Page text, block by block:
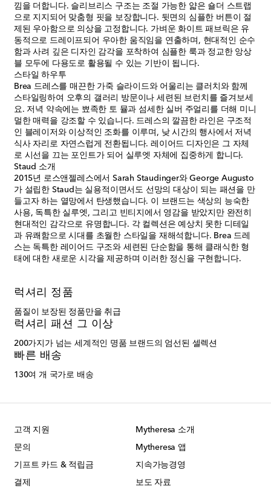
낌을 더합니다. 슬리브리스 구조는 조절 가능한 얇은 숄더 스트랩
으로 지지되어 맞춤형 핏을 보장합니다. 뒷면의 심플한 버튼이 절
제된 우아함으로 의상을 고정합니다. 가벼운 화이트 패브릭은 유
동적으로 드레이프되어 우아한 움직임을 연출하며, 현대적인 순수
함과 사려 깊은 디자인 감각을 포착하여 심플한 룩과 정교한 앙상
블 모두에 다용도로 활용될 수 있는 기반이 됩니다.
스타일 하우투
Brea 드레스를 매끈한 가죽 슬라이드와 어울리는 클러치와 함께
스타일링하여 오후의 갤러리 방문이나 세련된 브런치를 즐겨보세
요. 저녁 약속에는 뾰족한 토 뮬과 섬세한 실버 주얼리를 더해 미니
멀한 매력을 강조할 수 있습니다. 드레스의 깔끔한 라인은 구조적
인 블레이저와 이상적인 조화를 이루며, 낮 시간의 행사에서 저녁
식사 자리로 자연스럽게 전환됩니다. 레이어드 디자인은 그 자체
로 시선을 끄는 포인트가 되어 실루엣 자체에 집중하게 합니다.
Staud 소개
2015년 로스앤젤레스에서 Sarah Staudinger와 George Augusto
가 설립한 Staud는 실용적이면서도 선망의 대상이 되는 패션을 만
들고자 하는 열망에서 탄생했습니다. 이 브랜드는 색상의 능숙한
사용, 독특한 실루엣, 그리고 빈티지에서 영감을 받았지만 완전히
현대적인 감각으로 유명합니다. 각 컬렉션은 예상치 못한 디테일
과 유쾌함으로 시대를 초월한 스타일을 재해석합니다. Brea 드레
스는 독특한 레이어드 구조와 세련된 단순함을 통해 클래식한 형
태에 대한 새로운 시각을 제공하며 이러한 정신을 구현합니다.
럭셔리 정품
품질이 보장된 정품만을 취급
럭셔리 패션 그 이상
200가지가 넘는 세계적인 명품 브랜드의 엄선된 셀렉션
빠른 배송
130여 개 국가로 배송
고객 지원
문의
기프트 카드 & 적립금
결제
Mytheresa 소개
Mytheresa 앱
지속가능경영
보도 자료